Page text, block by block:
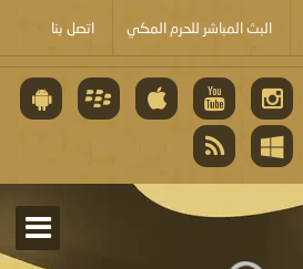
البث المباشر للحرم المكي اتصل بنا